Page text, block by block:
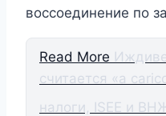
воссоединение по
Read More
считается «a
налоги, ISEE и